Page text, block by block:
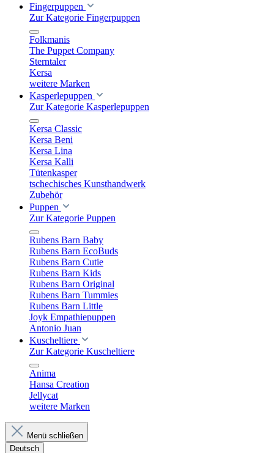
Fingerpuppen
Zur Kategorie Fingerpuppen
Folkmanis
The Puppet Company
Sterntaler
Kersa
weitere Marken
Kasperlepuppen
Zur Kategorie Kasperlepuppen
Kersa Classic
Kersa Beni
Kersa Lina
Kersa Kalli
Tütenkasper
tschechisches Kunsthandwerk
Zubehör
Puppen
Zur Kategorie Puppen
Rubens Barn Baby
Rubens Barn EcoBuds
Rubens Barn Cutie
Rubens Barn Kids
Rubens Barn Original
Rubens Barn Tummies
Rubens Barn Little
Joyk Empathiepuppen
Antonio Juan
Kuscheltiere
Zur Kategorie Kuscheltiere
Anima
Hansa Creation
Jellycat
weitere Marken
Menü schließen
Deutsch